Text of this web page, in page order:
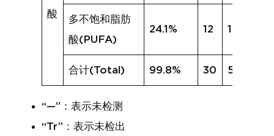
酸
多不饱和脂肪
酸(PUFA)
24.1% 12 12.1%
合计(Total) 99.8% 30 55.7%
“—”：表示未检测
“Tr”：表示未检出